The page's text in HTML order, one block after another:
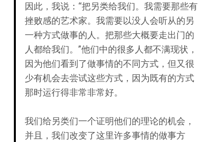
因此，我说：“把另类给我们。我需要那些有
挫败感的艺术家。我需要以没人会听从的另
一种方式做事的人。把那些大概要走出门的
人都给我们。”他们中的很多人都不满现状，
因为他们看到了做事情的不同方式，但又很
少有机会去尝试这些方式，因为既有的方式
那时运行得非常非常好。
我们给另类们一个证明他们的理论的机会，
并且，我们改变了这里许多事情的做事方